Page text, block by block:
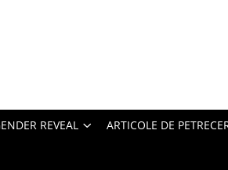
REVEAL ARTICOLE DE